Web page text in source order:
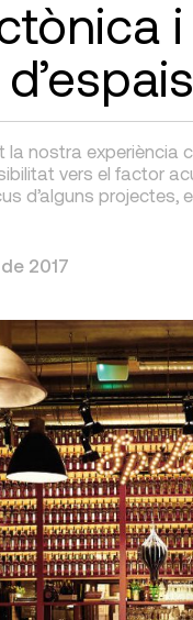
i
nostra experiència
vers el factor
d’alguns projectes,
2017